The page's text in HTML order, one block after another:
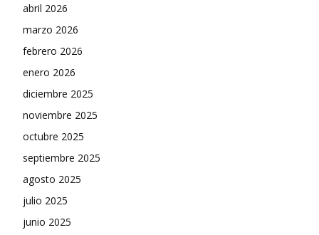
abril 2026
marzo 2026
febrero 2026
enero 2026
diciembre 2025
noviembre 2025
octubre 2025
septiembre 2025
agosto 2025
julio 2025
junio 2025